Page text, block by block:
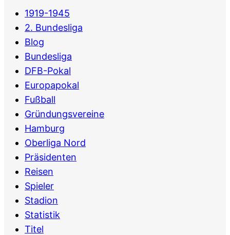
1919-1945
2. Bundesliga
Blog
Bundesliga
DFB-Pokal
Europapokal
Fußball
Gründungsvereine
Hamburg
Oberliga Nord
Präsidenten
Reisen
Spieler
Stadion
Statistik
Titel